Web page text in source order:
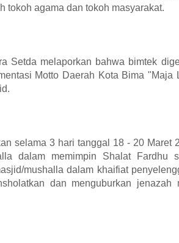
tokoh agama dan tokoh masyarakat.
Setda melaporkan bahwa bimtek
Motto Daerah Kota Bima
selama 3 hari tanggal 18 - 20 Maret
dalam memimpin Shalat Fardhu
mushalla dalam khaifiat
dan menguburkan